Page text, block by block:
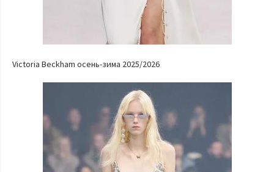
Victoria Beckham осень-зима 2025/2026